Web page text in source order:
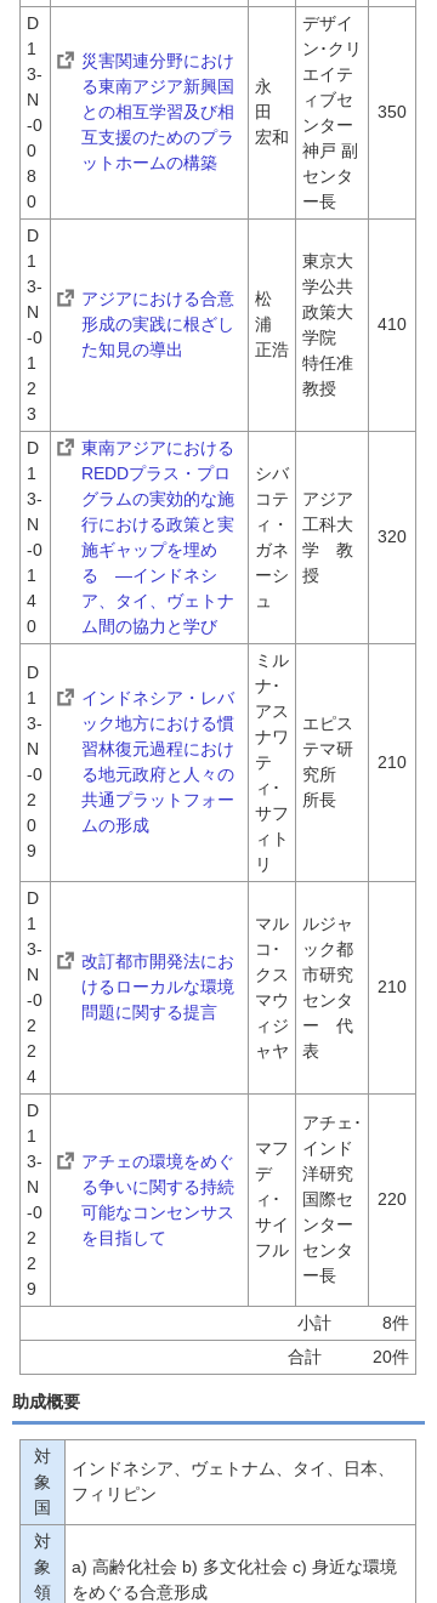
D
1
3-
N
-0
0
8
0
災害関連分野におけ
る東南アジア新興国
との相互学習及び相
互支援のためのプラ
ットホームの構築
永
田
宏和
デザイ
ン･クリ
エイテ
ィブセ
ンター
神戸 副
センタ
ー長
350
D
1
3-
N
-0
1
2
3
アジアにおける合意
形成の実践に根ざし
た知見の導出
松
浦
正浩
東京大
学公共
政策大
学院
特任准
教授
410
D
1
3-
N
-0
1
4
0
東南アジアにおける
REDDプラス・プロ
グラムの実効的な施
行における政策と実
施ギャップを埋め
る　―インドネシ
ア、タイ、ヴェトナ
ム間の協力と学び
シバ
コテ
ィ・
ガネ
ーシ
ュ
アジア
工科大
学　教
授
320
D
1
3-
N
-0
2
0
9
インドネシア・レバ
ック地方における慣
習林復元過程におけ
る地元政府と人々の
共通プラットフォー
ムの形成
ミル
ナ･
アス
ナワ
テ
ィ･
サフ
ィト
リ
エピス
テマ研
究所
所長
210
D
1
3-
N
-0
2
2
4
改訂都市開発法にお
けるローカルな環境
問題に関する提言
マル
コ･
クス
マウ
ィジ
ャヤ
ルジャ
ック都
市研究
センタ
ー　代
表
210
D
1
3-
N
-0
2
2
9
アチェの環境をめぐ
る争いに関する持続
可能なコンセンサス
を目指して
マフ
デ
ィ･
サイ
フル
アチェ･
インド
洋研究
国際セ
ンター
センタ
ー長
220
小計　　　8件
合計　　　20件
助成概要
対
象
国
インドネシア、ヴェトナム、タイ、日本、
フィリピン
対
象
領
a) 高齢化社会 b) 多文化社会 c) 身近な環境
をめぐる合意形成